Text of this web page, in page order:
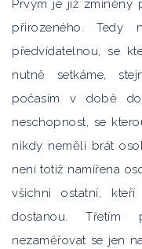
Prvým je již zmíněný
přirozeného.
předvídatelnou, se
nutně setkáme,
počasím v době
neschopnost, se
nikdy neměli brát
není totiž namířena
všichni ostatní,
dostanou. Třetím
nezaměřovat se jen